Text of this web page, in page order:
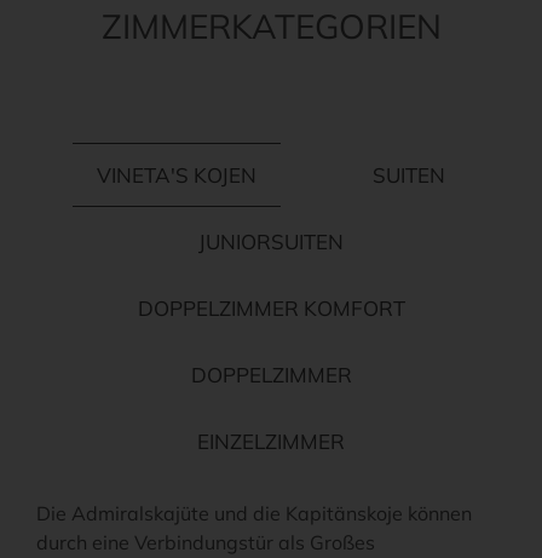
ZIMMERKATEGORIEN
VINETA'S KOJEN SUITEN
JUNIORSUITEN
DOPPELZIMMER KOMFORT
DOPPELZIMMER
EINZELZIMMER
Die Admiralskajüte und die Kapitänskoje können
durch eine Verbindungstür als Großes